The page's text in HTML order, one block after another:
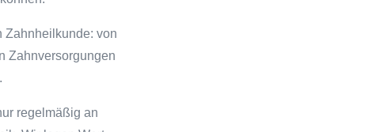
Zahnheilkunde: von
Zahnversorgungen
regelmäßig an